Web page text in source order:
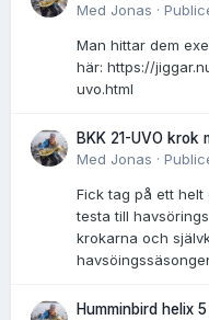
Med Jonas ·
Man hittar dem
här: https://
uvo.html
BKK 21-UVO
Med Jonas ·
Fick tag på ett helt
testa till
krokarna och
havsöingssäsongen
Humminbird helix